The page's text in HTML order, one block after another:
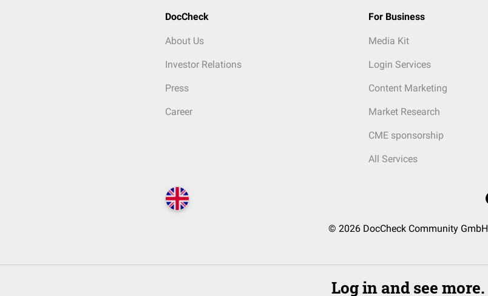
DocCheck
About Us
Investor Relations
Press
Career
For Business
Media Kit
Login Services
Content Marketing
Market Research
CME sponsorship
All Services
© 2026 DocCheck Community GmbH
Log in and see more.